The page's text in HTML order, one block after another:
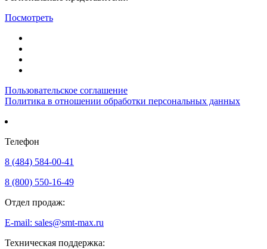
Посмотреть
Пользовательское соглашение
Политика в отношении обработки персональных данных
Телефон
8 (484) 584-00-41
8 (800) 550-16-49
Отдел продаж:
E-mail: sales@smt-max.ru
Техническая поддержка: